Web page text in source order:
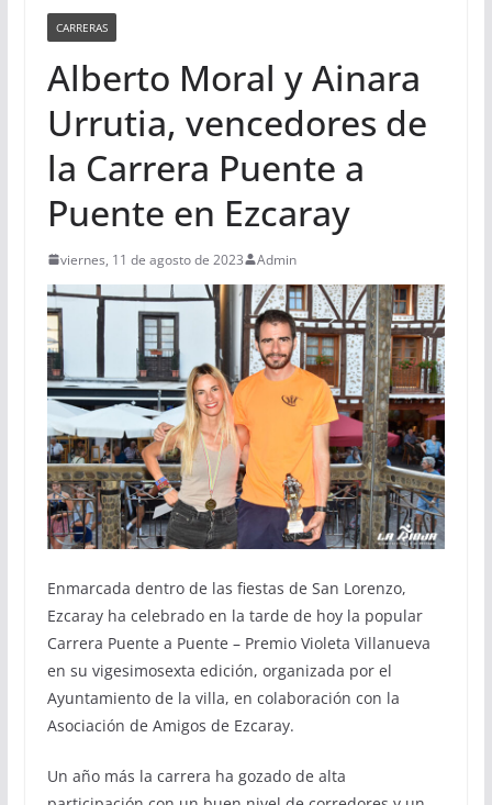
CARRERAS
Alberto Moral y Ainara
Urrutia, vencedores de
la Carrera Puente a
Puente en Ezcaray
viernes, 11 de agosto de 2023 Admin
Enmarcada dentro de las fiestas de San Lorenzo,
Ezcaray ha celebrado en la tarde de hoy la popular
Carrera Puente a Puente – Premio Violeta Villanueva
en su vigesimosexta edición, organizada por el
Ayuntamiento de la villa, en colaboración con la
Asociación de Amigos de Ezcaray.
Un año más la carrera ha gozado de alta